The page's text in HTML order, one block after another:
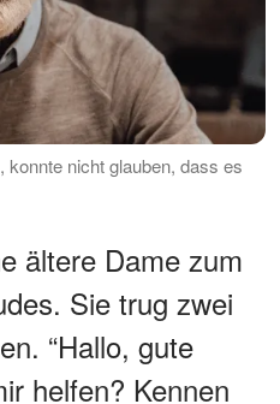
konnte nicht glauben, dass es
ältere Dame zum
Sie trug zwei
“Hallo, gute
helfen? Kennen